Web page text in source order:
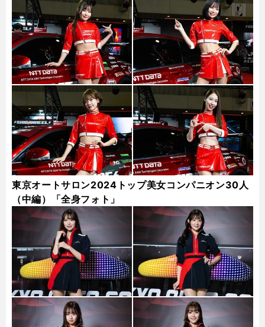
東京オートサロン2024トップ美女コンパニオン30人
（中編）「全身フォト」